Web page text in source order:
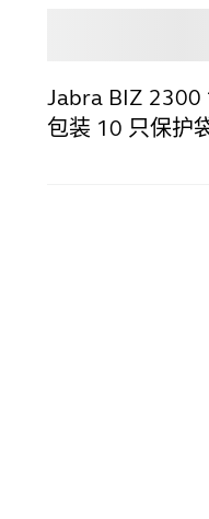
Jabra BIZ 2300
包装 10 只保护袋